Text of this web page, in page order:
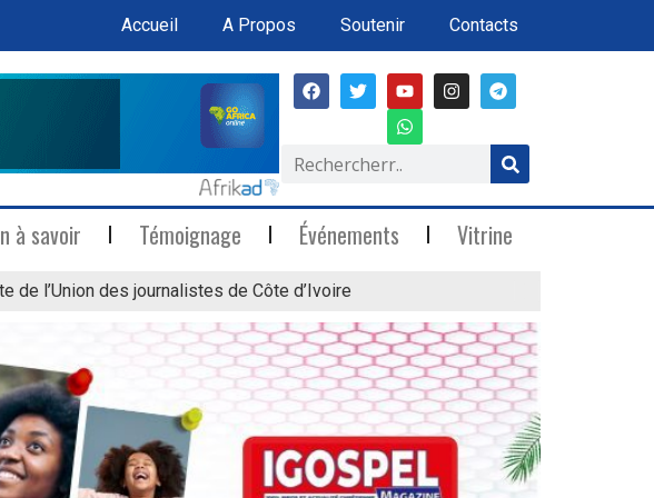
Accueil A Propos Soutenir Contacts
à savoir Témoignage Événements Vitrine
de l’Union des journalistes de Côte d’Ivoire